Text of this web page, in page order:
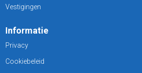
Vestigingen
Informatie
Privacy
Cookiebeleid